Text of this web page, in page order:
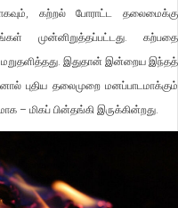
கற்றல் போராட்ட தலைமைக்கு
முன்னிறுத்தப்பட்டது. கற்பதை
மறுதளித்தது. இதுதான் இன்றைய இந்தத்
புதிய தலைமுறை மனப்பாடமாக்கும்
– மிகப் பின்தங்கி இருக்கின்றது.